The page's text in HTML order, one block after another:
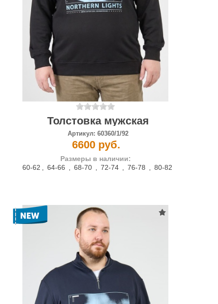
Толстовка мужская
Артикул: 60360/1/92
6600 руб.
Размеры в наличии:
60-62 , 64-66 , 68-70 , 72-74 , 76-78 , 80-82